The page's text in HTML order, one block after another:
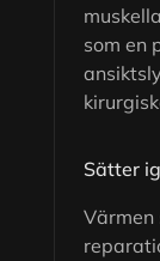
som en
Sätter